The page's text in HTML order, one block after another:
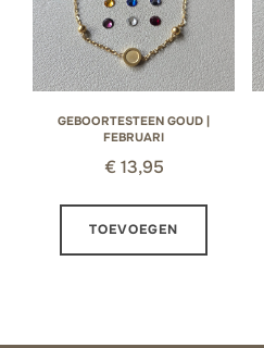
GEBOORTESTEEN GOUD |
FEBRUARI
€ 13,95
TOEVOEGEN